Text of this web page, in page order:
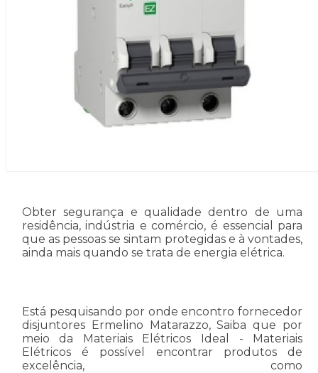
Obter segurança e qualidade dentro de uma
residência, indústria e comércio, é essencial para
que as pessoas se sintam protegidas e à vontades,
ainda mais quando se trata de energia elétrica.
Está pesquisando por onde encontro fornecedor
disjuntores Ermelino Matarazzo, Saiba que por
meio da Materiais Elétricos Ideal - Materiais
Elétricos é possível encontrar produtos de
excelência, como